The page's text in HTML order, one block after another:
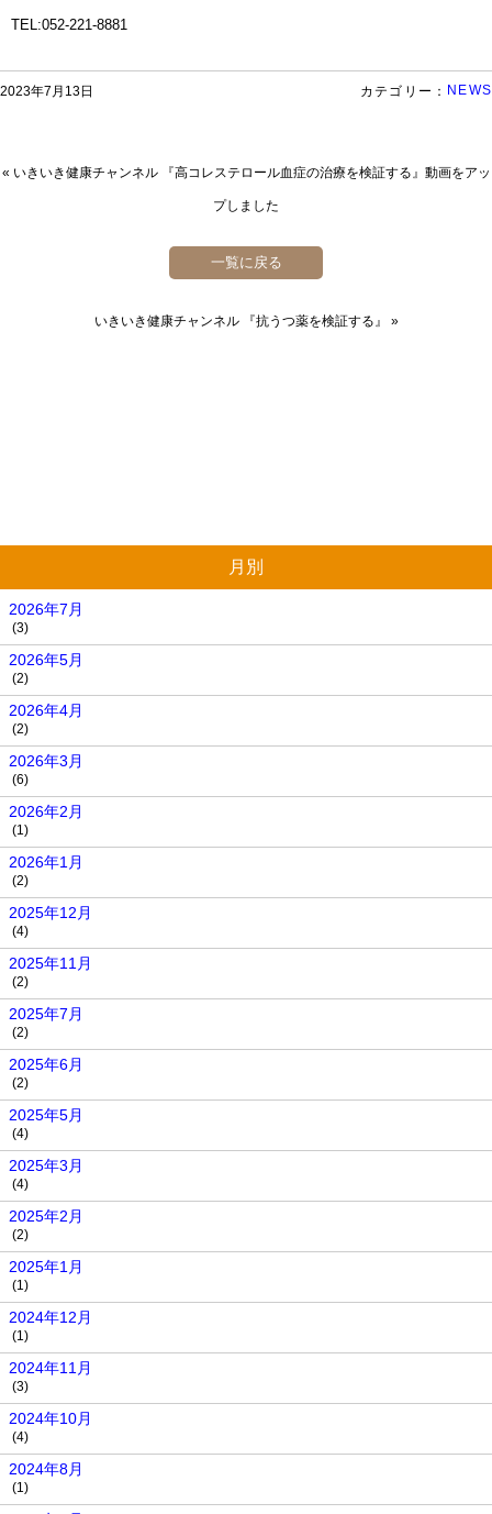
TEL:052-221-8881
カテゴリー： NEWS
2023年7月13日
« いきいき健康チャンネル 『高コレステロール血症の治療を検証する』動画をアッ
プしました
一覧に戻る
いきいき健康チャンネル 『抗うつ薬を検証する』 »
月別
2026年7月
(3)
2026年5月
(2)
2026年4月
(2)
2026年3月
(6)
2026年2月
(1)
2026年1月
(2)
2025年12月
(4)
2025年11月
(2)
2025年7月
(2)
2025年6月
(2)
2025年5月
(4)
2025年3月
(4)
2025年2月
(2)
2025年1月
(1)
2024年12月
(1)
2024年11月
(3)
2024年10月
(4)
2024年8月
(1)